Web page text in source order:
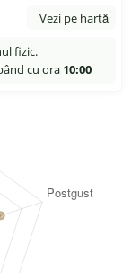
Vezi pe hartă
fizic.
cu ora 10:00